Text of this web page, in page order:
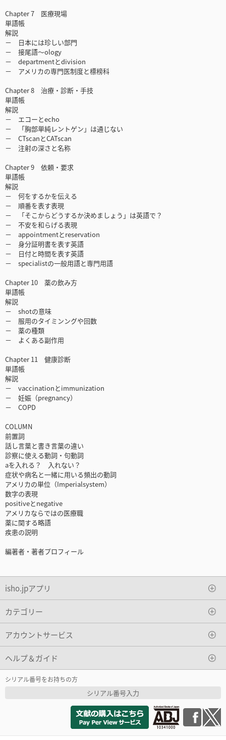
Chapter 7 医療現場
単語帳
解説
－ 日本には珍しい部門
－ 接尾語～ology
－ departmentとdivision
－ アメリカの専門医制度と標榜科
Chapter 8 治療・診断・手技
単語帳
解説
－ エコーとecho
－ 「胸部単純レントゲン」は通じない
－ CTscanとCATscan
－ 注射の深さと名称
Chapter 9 依頼・要求
単語帳
解説
－ 何をするかを伝える
－ 順番を表す表現
－ 「そこからどうするか決めましょう」は英語で？
－ 不安を和らげる表現
－ appointmentとreservation
－ 身分証明書を表す英語
－ 日付と時間を表す英語
－ specialistの一般用語と専門用語
Chapter 10 薬の飲み方
単語帳
解説
－ shotの意味
－ 服用のタイミンングや回数
－ 薬の種類
－ よくある副作用
Chapter 11 健康診断
単語帳
解説
－ vaccinationとimmunization
－ 妊娠（pregnancy）
－ COPD
COLUMN
前置詞
話し言葉と書き言葉の違い
診察に使える動詞・句動詞
aを入れる？ 入れない？
症状や病名と一緒に用いる頻出の動詞
アメリカの単位（Imperialsystem）
数字の表現
positiveとnegative
アメリカならではの医療職
薬に関する略語
疾患の説明
編著者・著者プロフィール
isho.jpアプリ
カテゴリー
アカウントサービス
ヘルプ＆ガイド
シリアル番号をお持ちの方
シリアル番号入力